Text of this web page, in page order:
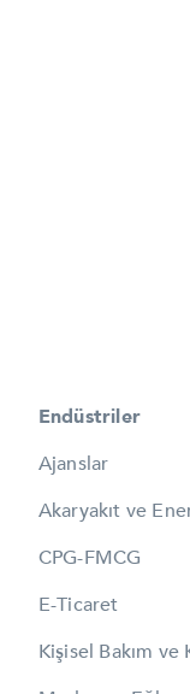
Endüstriler
Ajanslar
Akaryakıt ve
CPG-FMCG
E-Ticaret
Kişisel Bakım